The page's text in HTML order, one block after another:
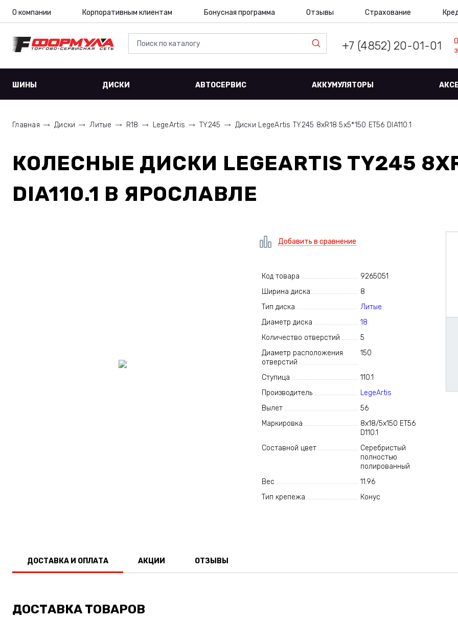
О компании Корпоративным клиентам Бонусная программа Отзывы Страхование
+7 (4852) 20-01-01
ШИНЫ ДИСКИ АВТОСЕРВИС АККУМУЛЯТОРЫ
Главная Диски Литые R18 LegeArtis TY245 Диски LegeArtis TY245 8xR18 5x5*150 ET56 DIA110.1
КОЛЕСНЫЕ ДИСКИ LEGEARTIS TY245
DIA110.1 В ЯРОСЛАВЛЕ
Добавить в сравнение
Код товара
9265051
Ширина диска
8
Тип диска
Литые
Диаметр диска
18
Количество отверстий
5
Диаметр расположения
отверстий
150
Ступица
110.1
Производитель
LegeArtis
Вылет
56
Маркировка
8x18/5x150 ET56
D110.1
Составной цвет
Серебристый
полностью
полированный
Вес
11.96
Тип крепежа
Конус
ДОСТАВКА И ОПЛАТА АКЦИИ ОТЗЫВЫ
ДОСТАВКА ТОВАРОВ